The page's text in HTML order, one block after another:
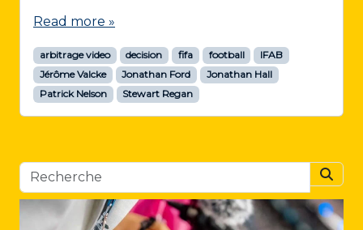
Read more »
arbitrage video decision fifa football
IFAB
Jérôme Valcke
Jonathan Ford
Jonathan Hall
Patrick Nelson
Stewart Regan